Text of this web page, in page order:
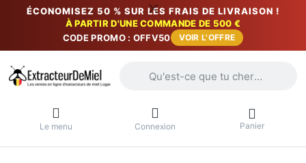
ÉCONOMISEZ 50 % SUR LES FRAIS DE LIVRAISON !
À PARTIR D'UNE COMMANDE DE 500 €
CODE PROMO : OFFV50
VOIR L'OFFRE
Le menu Connexion Panier